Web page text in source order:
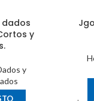
dados
y
y